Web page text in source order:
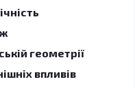
геометрії
впливів